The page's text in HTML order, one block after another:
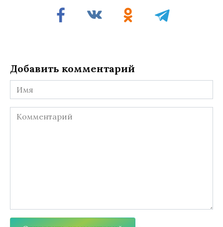
Добавить комментарий
Имя
Комментарий